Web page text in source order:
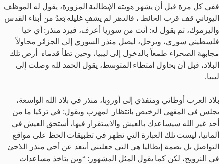
ففي كل مرة قبل أن يشهر هويته الإيطالية المزورة، يقول له الموظف
اليوناني قف قرب الحائط ، فالدهر لم يشفِ غليله بَعدُ من أبناء القدس
واليرموك، ثم يقول له: أنت من سوريا أعرف، فيرد منذر: أي خيا
فلسطيني سوري، ويرحل، ليصل منذر السوري إلى الجزائر محاولاً
مجابهة الصحراء طمعاً بالدخول إلى ليبيا، وحين تطأ قدماه أرض تلك
البلاد، قبل أن يحاول امتطاء المتوسط، يقول الحمد لله وصلت إلى
ليبيا.
بلاد العرب أوطاني ومنفذي إلى أوروبا، منذر في بلاد الله الواسعة،
يجلس في المقهى الرخيص بانتظار المهرب ويقول: في تركيا ما من
أحد غير الله سيساعدك بالعيش والاستقرار فيها، أستحق العيش في
ألمانيا، ليست تلك العبارة التي تظهر في تطبيقات الحظ على مواقع
التواصل بل بصمة إيطاليا هي التي جعلتني أبتعد عن أخي منذر اللاجئ
في النرويج، لكن كما يقول المثل المشهور: “وين بتاخذ مساعدات